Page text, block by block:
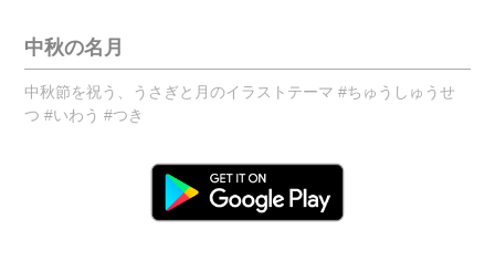
中秋の名月
中秋節を祝う、うさぎと月のイラストテーマ #ちゅうしゅうせ
つ #いわう #つき